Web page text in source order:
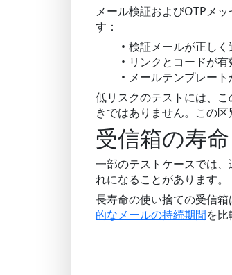
メール検証およびOTPメ
す：
検証メールが正し
リンクとコードが有
メールテンプレー
低リスクのテストには、
きではありません。この区
受信箱の寿
一部のテストケースでは
れになることがあります。
長寿命の使い捨ての受信
的なメールの持続期間を比